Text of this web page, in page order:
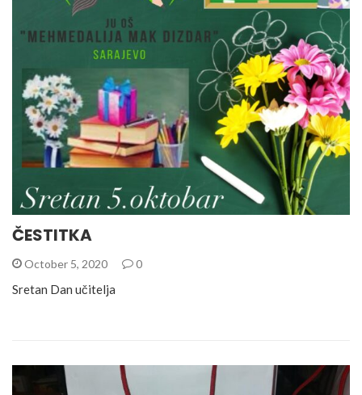
ČESTITKA
October 5, 2020 0
Sretan Dan učitelja